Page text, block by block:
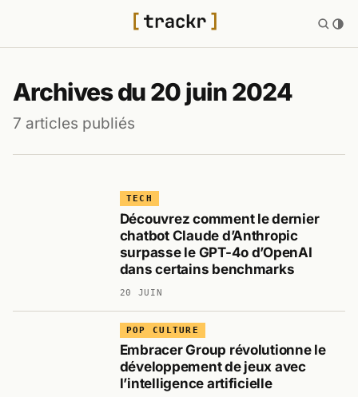
Archives du 20 juin 2024
7 articles publiés
TECH
Découvrez comment le dernier
chatbot Claude d’Anthropic
surpasse le GPT-4o d’OpenAI
dans certains benchmarks
20 JUIN
POP CULTURE
Embracer Group révolutionne le
développement de jeux avec
l’intelligence artificielle